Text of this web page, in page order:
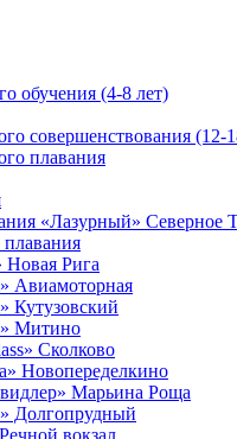
обучения (4-8 лет)
совершенствования (12-
плавания
«Лазурный» Северное
Новая Рига
Авиамоторная
Кутузовский
Митино
Сколково
Новопеределкино
Марьина Роща
Долгопрудный
вокзал